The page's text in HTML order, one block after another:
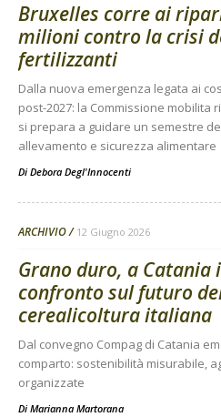
Bruxelles corre ai
milioni contro la crisi
fertilizzanti
Dalla nuova emergenza legata ai
post-2027: la Commissione mobilita
si prepara a guidare un semestre
allevamento e sicurezza alimentare
Di Debora Degl'Innocenti
ARCHIVIO 12 Giugno 2026
Grano duro, a Catania
confronto sul futuro
cerealicoltura italiana
Dal convegno Compag di Catania
comparto: sostenibilità misurabile,
organizzate
Di Marianna Martorana